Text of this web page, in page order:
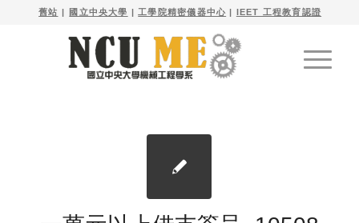
舊站 | 國立中央大學 | 工學院精密儀器中心 | IEET 工程教育認證